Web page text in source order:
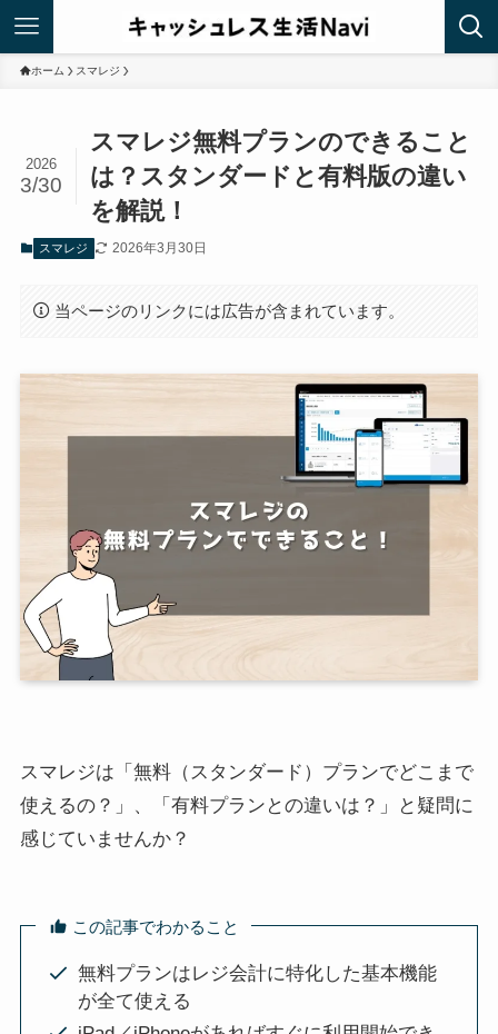
ホーム スマレジ
スマレジ無料プランのできること
は？スタンダードと有料版の違い
を解説！
2026
3/30
スマレジ 2026年3月30日
当ページのリンクには広告が含まれています。
スマレジは「無料（スタンダード）プランでどこまで
使えるの？」、「有料プランとの違いは？」と疑問に
感じていませんか？
この記事でわかること
無料プランはレジ会計に特化した基本機能
が全て使える